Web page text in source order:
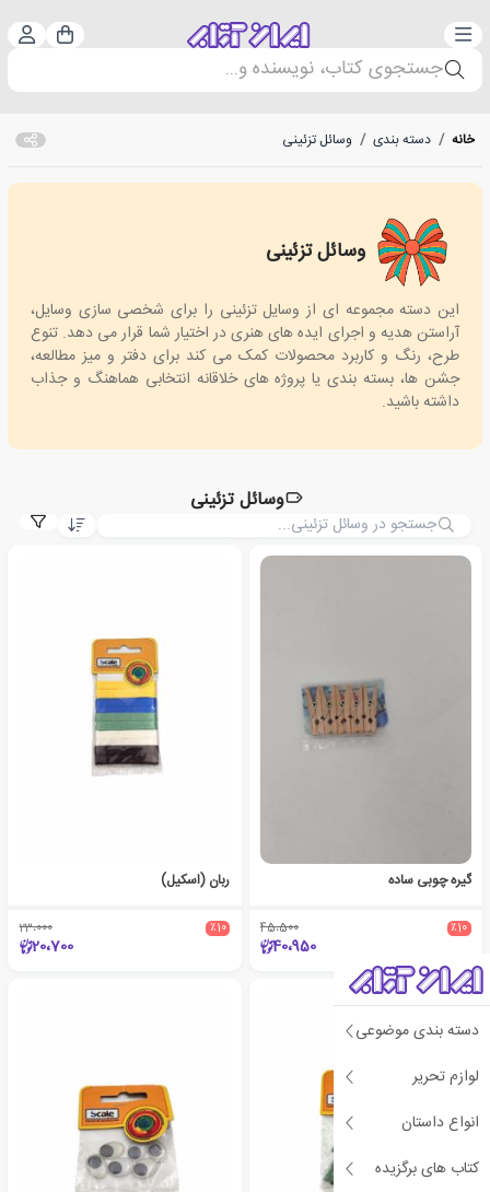
دسته‌بندی سبد
جستجوی کتاب، نویسنده و...
دسته بندی موضوعی
لوازم تحریر
انواع داستان
کتاب های برگزیده
خانه / دسته بندی / وسائل تزئینی
وسائل تزئینی
Decorative Accessories
این دسته مجموعه ای از وسایل تزئینی را برای شخصی سازی وسایل،
آراستن هدیه و اجرای ایده های هنری در اختیار شما قرار می دهد. تنوع
طرح، رنگ و کاربرد محصولات کمک می کند برای دفتر و میز مطالعه،
جشن ها، بسته بندی یا پروژه های خلاقانه انتخابی هماهنگ و جذاب
داشته باشید.
وسائل تزئینی
گیره چوبی ساده
٪10 45،500
40،950
ربان (اسکیل)
٪10 23،000
20،700